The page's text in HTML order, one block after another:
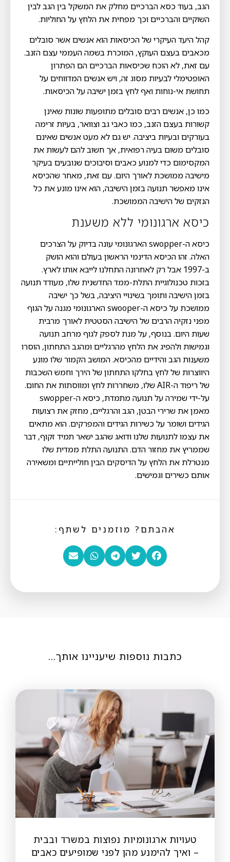
הגב, בעוד כסא הברכיים מחלק את המשקל בין הגב לבין
השוקיים והברכיים וכך מפחית את הלחץ על החוליות.
קהל היעד העיקרי של הכיסאות הוא אנשים אשר סובלים
מכאבים בעצם העוקץ, המוכרת בשמה העממי עצם הזנב.
עם זאת, לא הוכח שכיסאות הברכיים הם הפתרון
האופטימלי לבעיות מסוג זה, ויש אנשים המדווחים על
תחושת אי-נוחות ואף לחץ בזמן ישיבה על הכיסאות.
כמו כן, אנשים רבים סובלים מתופעות שונות שאינן
קשורות בעצם הזנב, כמו כאבי גב וצוואר, בעיות זרימה
בעורקים ובעיות ביציבה. יש גם לא מעט אנשים שאינם
סובלים משום בעיה רפואית, אך חשוב להם לעשות את
המקסימום כדי למנוע כאבים וסיבוכים שנובעים בעיקר
מישיבה ממושכת לאורך היום. עם זאת, מאחר שהכיסא
אינו מאפשר תנועה בזמן הישיבה, הוא אינו מונע את כל
הנזקים של הישיבה הממושכת.
כיסא ארגונומי ללא משענת
כיסא ה-swopper הארגונומי עונה בדיוק על הצרכים
האלה. זהו הכיסא הדינמי הראשון בעולם והוא הושק
ב-1997 אבל רק לאחרונה התחלנו לייבא אותו לארץ.
בזכות טכנולוגיית התלת-ממד החדשנית שלו, מעודד תנועה
בזמן הישיבה ותומך בשינויי היציבה, בשל כך ישיבה
ממושכת על כיסא ה-swooper הארגונומי מגנה על הגוף
מפני נזקיה הרבים של הישיבה הסטטית לאורך מרבית
שעות היום. בנוסף, על מנת לספק לגוף מרחב תנועה
וגמישות ולהפיג את הלחץ מהרגליים ומהגב התחתון, הוסרו
משענות הגב והידיים מהכיסא. המושב הקמור שלו מונע
היווצרות של לחץ בחלקו התחתון של הירך וחמש השכבות
של ריפוד ה-AIR שלו, משחררות לחץ ומווסתות את החום.
על-ידי שמירה על תנועה מתמדת, כיסא ה-swopper
מאמן את שרירי הבטן, הגב והרגליים, מחזק את רצועות
הגידים ושומר על כשירות הגידים והמפרקים. הוא מתאים
את עצמו לתנועות שלנו ודואג שהגב ישאר תמיד זקוף, דבר
שממריץ את מחזור הדם. התנועה התלת ממדית שלו
מנטרלת את הלחץ על הדיסקים הבין חולייתיים ומשאירה
אותם כשירים וגמישים.
אהבתם? מוזמנים לשתף:
כתבות נוספות שיעניינו אותך…
טעויות ארגונומיות נפוצות במשרד ובבית
– ואיך להימנע מהן לפני שמופיעים כאבים